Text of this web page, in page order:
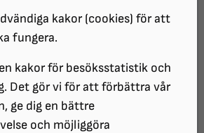
kakor (cookies) för att
fungera.
kakor för besöksstatistik och
Det gör vi för att förbättra vår
ge dig en bättre
och möjliggöra
-
om Chat gpt